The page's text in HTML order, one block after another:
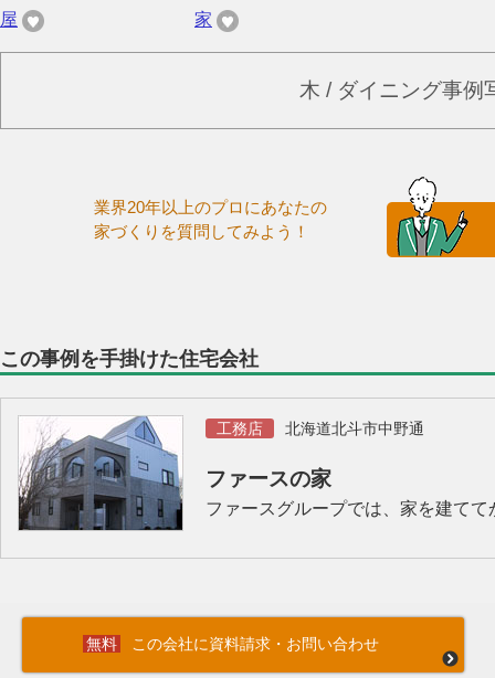
屋
家
木 / ダイニング事例
業界20年以上のプロにあなたの
家づくりを質問してみよう！
この事例を手掛けた住宅会社
工務店 北海道北斗市中野通
ファースの家
ファースグループでは、家を建て
この会社に資料請求・お問い合わせ